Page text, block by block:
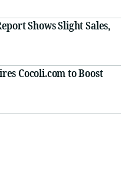
Shows Slight Sales,
Cocoli.com to Boost